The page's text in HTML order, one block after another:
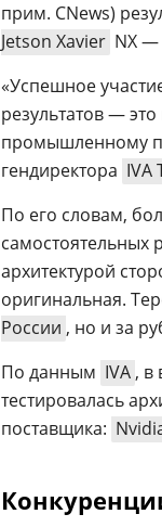
прим. CNews)
Jetson Xavier NX —
«Успешное
результатов —
промышленному
гендиректора IVA
По его словам,
самостоятельных
архитектурой
оригинальная.
России , но и за
По данным IVA , в
тестировалась
поставщика: